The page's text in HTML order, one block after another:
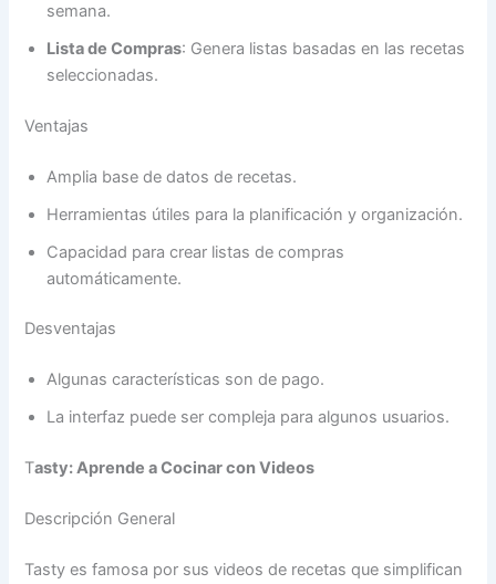
semana.
Lista de Compras: Genera listas basadas en las recetas
seleccionadas.
Ventajas
Amplia base de datos de recetas.
Herramientas útiles para la planificación y organización.
Capacidad para crear listas de compras
automáticamente.
Desventajas
Algunas características son de pago.
La interfaz puede ser compleja para algunos usuarios.
Tasty: Aprende a Cocinar con Videos
Descripción General
Tasty es famosa por sus videos de recetas que simplifican